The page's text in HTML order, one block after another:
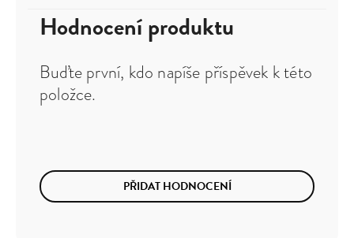
Hodnocení produktu
Buďte první, kdo napíše příspěvek k této
položce.
PŘIDAT HODNOCENÍ